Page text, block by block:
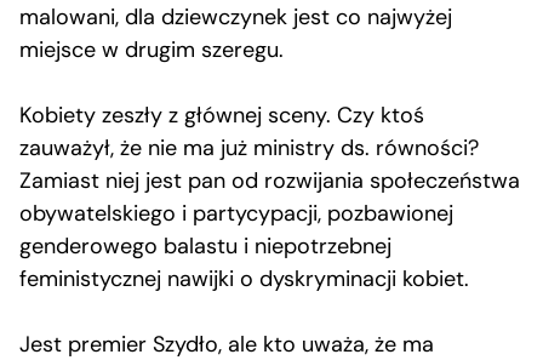
malowani, dla dziewczynek jest co najwyżej
miejsce w drugim szeregu.
Kobiety zeszły z głównej sceny. Czy ktoś
zauważył, że nie ma już ministry ds. równości?
Zamiast niej jest pan od rozwijania społeczeństwa
obywatelskiego i partycypacji, pozbawionej
genderowego balastu i niepotrzebnej
feministycznej nawijki o dyskryminacji kobiet.
Jest premier Szydło, ale kto uważa, że ma